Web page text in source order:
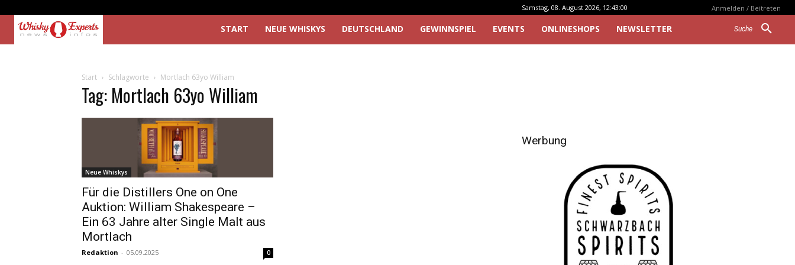
Samstag, 08. August 2026, 12:43:00 Anmelden / Beitreten
Suche
START NEUE WHISKYS DEUTSCHLAND GEWINNSPIEL EVENTS ONLINESHOPS NEWSLETTER
Start Schlagworte Mortlach 63yo William
Tag: Mortlach 63yo William
Neue Whiskys
Für die Distillers One on One
Auktion: William Shakespeare –
Ein 63 Jahre alter Single Malt aus
Mortlach
Redaktion - 05.09.2025 0
Werbung